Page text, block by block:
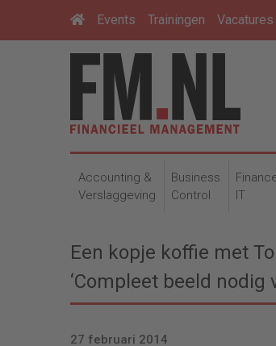
Events Trainingen Vacatures
Accounting &
Verslaggeving
Business
Control
IT
Een kopje koffie met
‘Compleet beeld
27 februari 2014